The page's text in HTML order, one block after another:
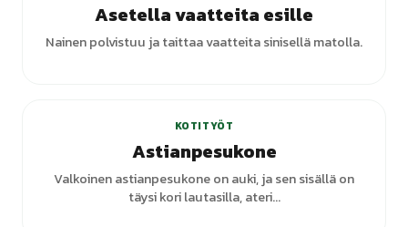
Asetella vaatteita esille
Nainen polvistuu ja taittaa vaatteita sinisellä matolla.
KOTITYÖT
Astianpesukone
Valkoinen astianpesukone on auki, ja sen sisällä on
täysi kori lautasilla, ateri...